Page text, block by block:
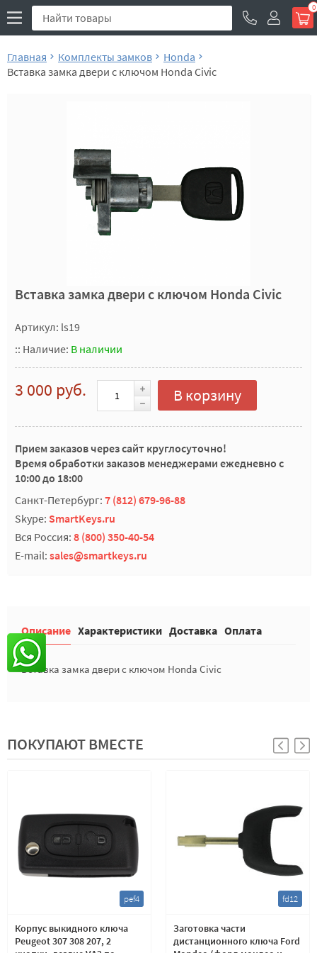
0
Главная Комплекты замков
Honda
Вставка замка двери с ключом Honda Civic
Вставка замка двери с ключом Honda Civic
Артикул: ls19
:: Наличие: В наличии
3 000 руб. В корзину
Прием заказов через сайт круглосуточно!
Время обработки заказов менеджерами ежедневно с
10:00 до 18:00
Санкт-Петербург: 7 (812) 679-96-88
Skype: SmartKeys.ru
Вся Россия: 8 (800) 350-40-54
E-mail: sales@smartkeys.ru
Описание Характеристики Доставка Оплата
Вставка замка двери с ключом Honda Civic
ПОКУПАЮТ ВМЕСТЕ
pef4
Корпус выкидного ключа
Peugeot 307 308 207, 2
fd12
Заготовка части
дистанционного ключа Ford